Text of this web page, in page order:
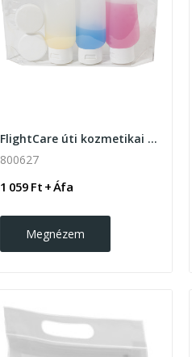
FlightCare úti kozmetikai szett
800627
1 059 Ft + Áfa
Megnézem